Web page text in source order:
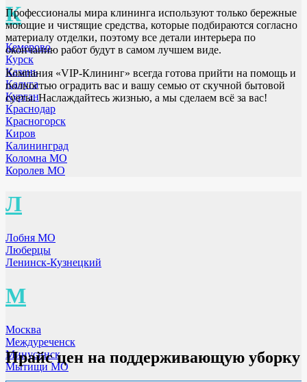
К
Кемерово
Курск
Казань
Калуга
Курган
Краснодар
Красногорск
Киров
Калининград
Коломна МО
Королев МО
Л
Лобня МО
Люберцы
Ленинск-Кузнецкий
М
Москва
Междуреченск
Минусинск
Мытищи МО
Профессионалы мира клининга используют только бережные
моющие и чистящие средства, которые подбираются согласно
материалу отделки, поэтому все детали интерьера по
окончанию работ будут в самом лучшем виде.
Компания «VIP-Клининг» всегда готова прийти на помощь и
полностью оградить вас и вашу семью от скучной бытовой
суеты. Наслаждайтесь жизнью, а мы сделаем всё за вас!
Прайс цен на поддерживающую уборку